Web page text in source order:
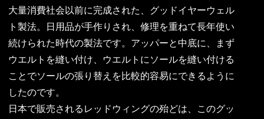
大量消費社会以前に完成された、グッドイヤーウェル
ト製法。日用品が手作りされ、修理を重ねて長年使い
続けられた時代の製法です。アッパーと中底に、まず
ウエルトを縫い付け、ウエルトにソールを縫い付ける
ことでソールの張り替えを比較的容易にできるように
したのです。
日本で販売されるレッドウィングの殆どは、このグッ